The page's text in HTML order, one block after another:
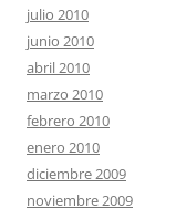
julio 2010
junio 2010
abril 2010
marzo 2010
febrero 2010
enero 2010
diciembre 2009
noviembre 2009